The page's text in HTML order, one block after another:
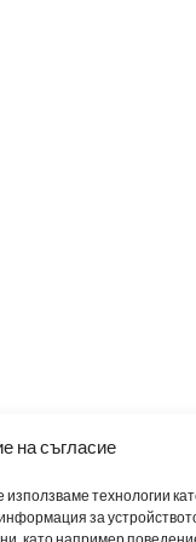
на съгласие
технологии
за